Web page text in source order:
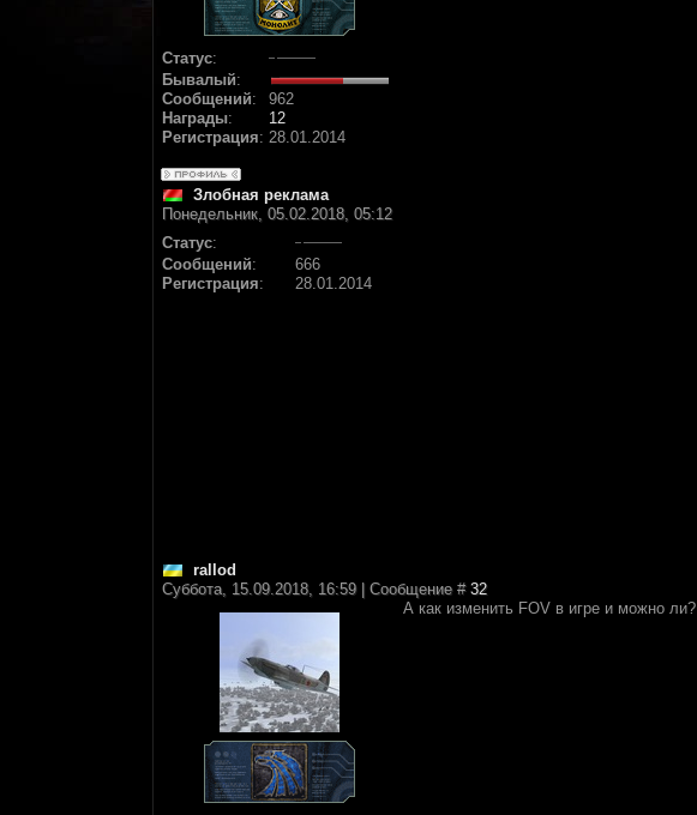
Статус:
Бывалый:
Сообщений:
962
Награды:
12
Регистрация: 28.01.2014
Злобная реклама
Понедельник, 05.02.2018, 05:12
Статус:
Сообщений:
666
Регистрация: 28.01.2014
rallod
Суббота, 15.09.2018, 16:59 | Сообщение # 32
А как изменить FOV в игре и можно ли?